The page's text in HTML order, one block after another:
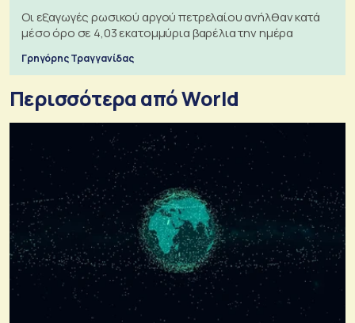
Οι εξαγωγές ρωσικού αργού πετρελαίου ανήλθαν κατά
μέσο όρο σε 4,03 εκατομμύρια βαρέλια την ημέρα
Γρηγόρης Τραγγανίδας
Περισσότερα από World